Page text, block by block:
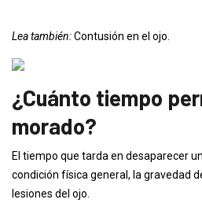
Lea también:Contusión en el ojo.
¿Cuánto tiempo
morado?
El tiempo que tarda en desaparecer
condición física general, la gravedad
lesiones del ojo.